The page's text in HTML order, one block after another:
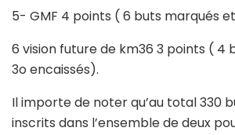
5- GMF 4 points ( 6 buts marqués
6 vision future de km36 3 points ( 4
3o encaissés).
Il importe de noter qu’au total 330
inscrits dans l’ensemble de deux